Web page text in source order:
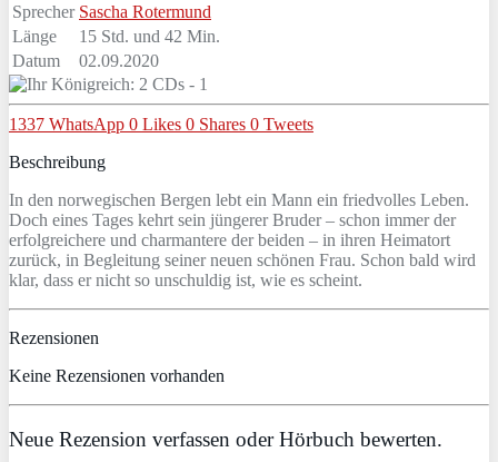
Sprecher Sascha Rotermund
Länge
15 Std. und 42 Min.
Datum
02.09.2020
1337 WhatsApp 0 Likes 0 Shares 0 Tweets
Beschreibung
In den norwegischen Bergen lebt ein Mann ein friedvolles Leben.
Doch eines Tages kehrt sein jüngerer Bruder – schon immer der
erfolgreichere und charmantere der beiden – in ihren Heimatort
zurück, in Begleitung seiner neuen schönen Frau. Schon bald wird
klar, dass er nicht so unschuldig ist, wie es scheint.
Rezensionen
Keine Rezensionen vorhanden
Neue Rezension verfassen oder Hörbuch bewerten.